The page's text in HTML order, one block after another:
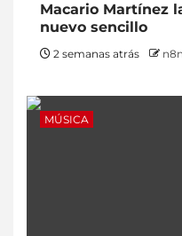
Macario Martínez
nuevo sencillo
2 semanas atrás n8n
MÚSICA